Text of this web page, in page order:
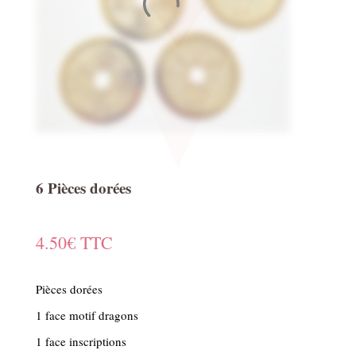
6 Pièces dorées
4.50€ TTC
Pièces dorées
1 face motif dragons
1 face inscriptions